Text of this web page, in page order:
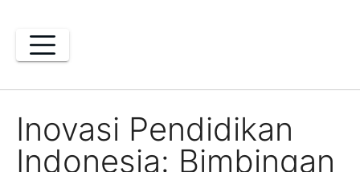
content
Inovasi Pendidikan
Indonesia: Bimbingan